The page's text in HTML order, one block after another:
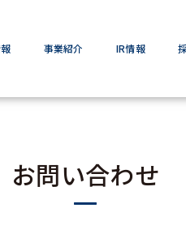
事業紹介 IR情報
お問い合わせ